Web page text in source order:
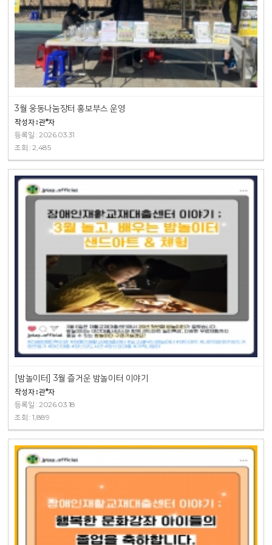
3월 웅동나눔장터 홍보부스 운영
작성자 : 관*자
등록일 : 2026.03.31
조회 : 2,485
[밤놀이터] 3월 즐거운 밤놀이터 이야기
작성자 : 관*자
등록일 : 2026.03.18
조회 : 1,889